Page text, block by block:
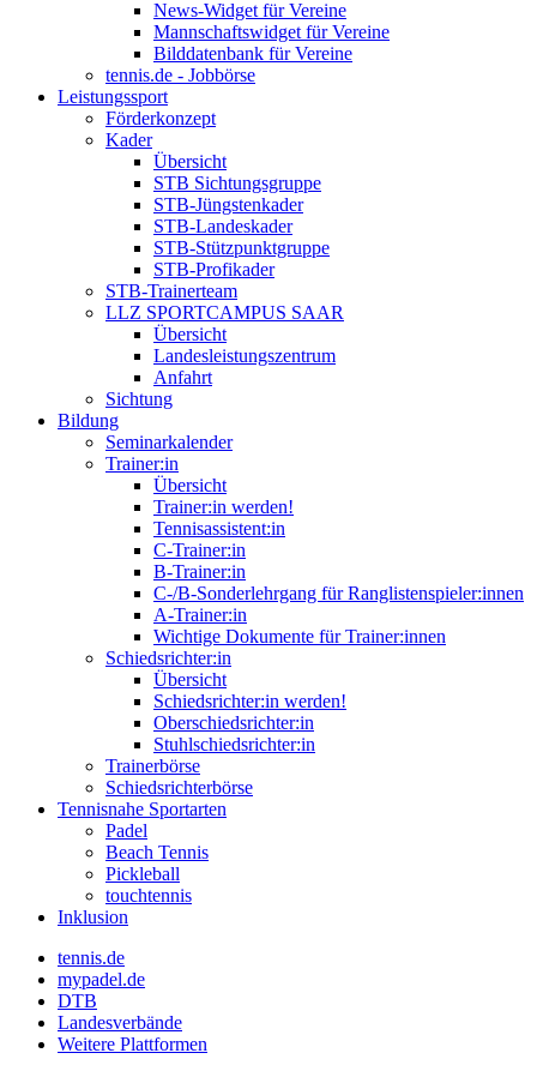
News-Widget für Vereine
Mannschaftswidget für Vereine
Bilddatenbank für Vereine
tennis.de - Jobbörse
Leistungssport
Förderkonzept
Kader
Übersicht
STB Sichtungsgruppe
STB-Jüngstenkader
STB-Landeskader
STB-Stützpunktgruppe
STB-Profikader
STB-Trainerteam
LLZ SPORTCAMPUS SAAR
Übersicht
Landesleistungszentrum
Anfahrt
Sichtung
Bildung
Seminarkalender
Trainer:in
Übersicht
Trainer:in werden!
Tennisassistent:in
C-Trainer:in
B-Trainer:in
C-/B-Sonderlehrgang für Ranglistenspieler:innen
A-Trainer:in
Wichtige Dokumente für Trainer:innen
Schiedsrichter:in
Übersicht
Schiedsrichter:in werden!
Oberschiedsrichter:in
Stuhlschiedsrichter:in
Trainerbörse
Schiedsrichterbörse
Tennisnahe Sportarten
Padel
Beach Tennis
Pickleball
touchtennis
Inklusion
tennis.de
mypadel.de
DTB
Landesverbände
Weitere Plattformen